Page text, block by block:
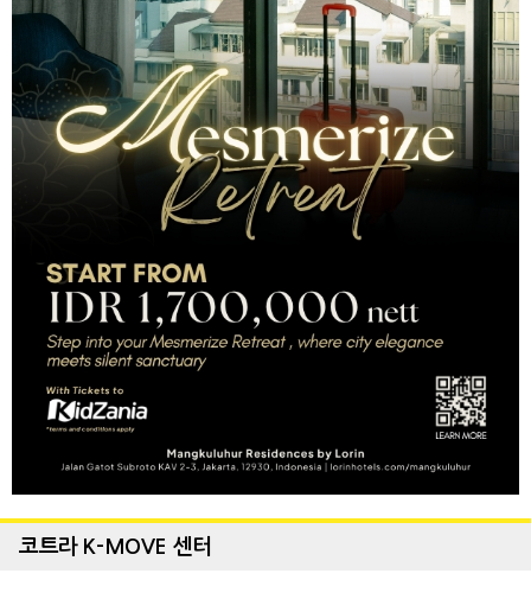
코트라 K-MOVE 센터